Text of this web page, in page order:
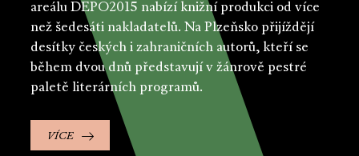
areálu DEPO2015 nabízí knižní produkci od více
než šedesáti nakladatelů. Na Plzeňsko přijíždějí
desítky českých i zahraničních autorů, kteří se
během dvou dnů představují v žánrově pestré
paletě literárních programů.
VÍCE